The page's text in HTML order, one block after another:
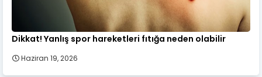
Dikkat! Yanlış spor hareketleri fıtığa neden olabilir
Haziran 19, 2026